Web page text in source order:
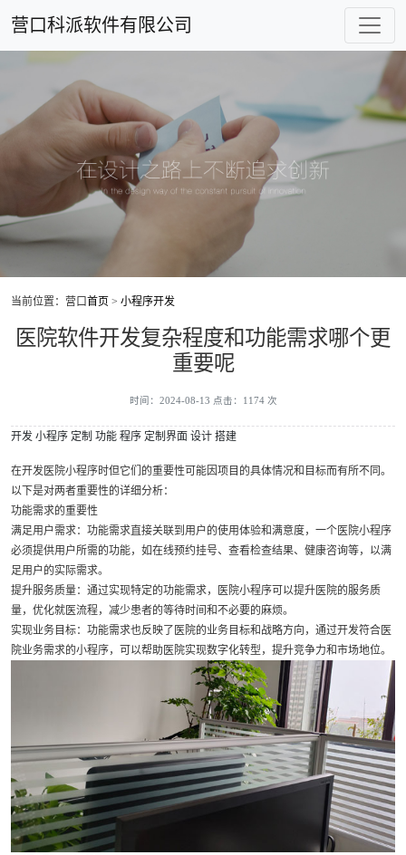
营口科派软件有限公司
当前位置：营口首页 > 小程序开发
医院软件开发复杂程度和功能需求哪个更
重要呢
时间：2024-08-13 点击：1174 次
开发 小程序 定制 功能 程序 定制界面 设计 搭建
在开发医院小程序时但它们的重要性可能因项目的具体情况和目标而有所不同。
以下是对两者重要性的详细分析：
功能需求的重要性
满足用户需求：功能需求直接关联到用户的使用体验和满意度，一个医院小程序
必须提供用户所需的功能，如在线预约挂号、查看检查结果、健康咨询等，以满
足用户的实际需求。
提升服务质量：通过实现特定的功能需求，医院小程序可以提升医院的服务质
量，优化就医流程，减少患者的等待时间和不必要的麻烦。
实现业务目标：功能需求也反映了医院的业务目标和战略方向，通过开发符合医
院业务需求的小程序，可以帮助医院实现数字化转型，提升竞争力和市场地位。